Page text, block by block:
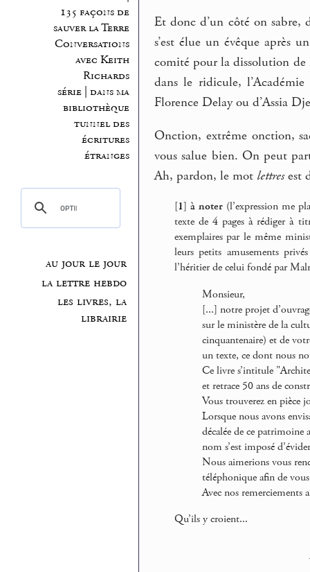
135 façons de
sauver la Terre
Conversations
avec Keith
Richards
série | dans ma
bibliothèque
tunnel des
écritures
étranges
au jour le jour
la lettre hebdo
les livres, la
librairie
Et donc d’un côté on sabre,
s’est élue un évêque après
comité pour la dissolution de
dans le ridicule,
Florence Delay ou d’Assia
Onction, extrême onction,
vous salue bien. On peut
Ah, pardon, le mot lettresest
[1] à noter(l’expression me
texte de 4 pages à rédiger à
exemplaires par le même
leurs petits amusements
l’héritier de celui fondé par
Monsieur,
[...] notre projet
sur le ministère de la
cinquantenaire) et de
un texte, ce dont nous
Ce livre s’intitule
et retrace 50 ans de
Vous trouverez en pièce
Lorsque nous avons
décalée de ce
nom s’est imposé
Nous aimerions vous
téléphonique afin de
Avec nos remerciements
Qu’ils y croient...